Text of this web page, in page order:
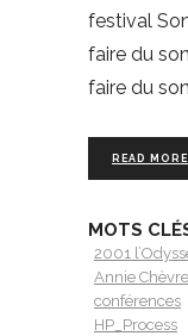
festival
faire du
faire du
READ MORE
MOTS
2001
Annie
conférences
HP_Process